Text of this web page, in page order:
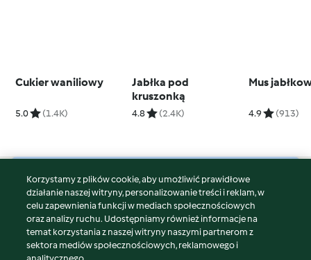
Cukier waniliowy
5.0 (1.4K)
Jabłka pod
kruszonką
4.8 (2.4K)
Mus
4.9 (913)
© Copyright 2026
Warunki korzystania
Polityka prywatności
Disclaimer
Korzystamy z plików cookie, aby umożliwić prawidłowe
działanie naszej witryny, personalizowanie treści i reklam, w
celu zapewnienia funkcji w mediach społecznościowych
oraz analizy ruchu. Udostępniamy również informacje na
temat korzystania z naszej witryny naszymi partnerom z
sektora mediów społecznościowych, reklamowego i